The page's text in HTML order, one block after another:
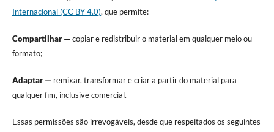
Internacional (CC BY 4.0), que permite:
Compartilhar — copiar e redistribuir o material em qualquer meio ou
formato;
Adaptar — remixar, transformar e criar a partir do material para
qualquer fim, inclusive comercial.
Essas permissões são irrevogáveis, desde que respeitados os seguintes